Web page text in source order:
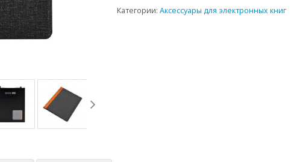
Категории:Аксессуары для электронных книг